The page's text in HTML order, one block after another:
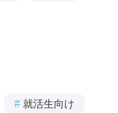
# 就活生向け